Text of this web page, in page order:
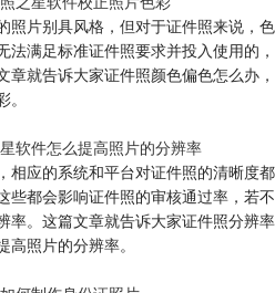
照片别具风格，但对于证件照来说，色
法满足标准证件照要求并投入使用的，
章就告诉大家证件照颜色偏色怎么办，
。
软件怎么提高照片的分辨率
相应的系统和平台对证件照的清晰度都
些都会影响证件照的审核通过率，若不
率。这篇文章就告诉大家证件照分辨率
高照片的分辨率。